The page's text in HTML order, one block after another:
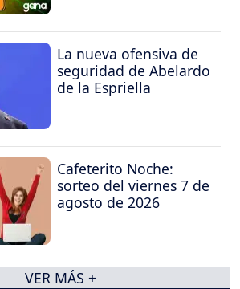
La nueva ofensiva de
seguridad de Abelardo
de la Espriella
Cafeterito Noche:
sorteo del viernes 7 de
agosto de 2026
VER MÁS +